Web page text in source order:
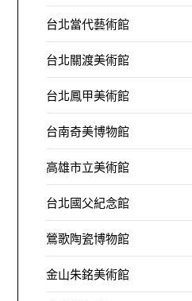
台北當代藝術館
台北關渡美術館
台北鳳甲美術館
台南奇美博物館
高雄市立美術館
台北國父紀念館
鶯歌陶瓷博物館
金山朱銘美術館